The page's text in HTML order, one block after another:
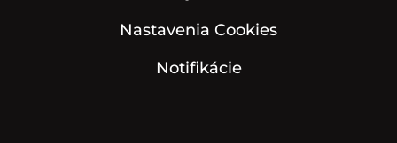
Nastavenia Cookies
Notifikácie